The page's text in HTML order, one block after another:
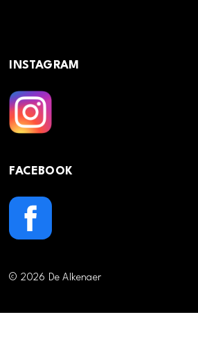
INSTAGRAM
FACEBOOK
© 2026 De Alkenaer